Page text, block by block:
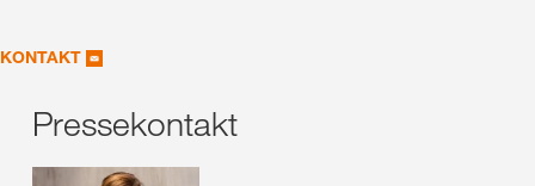
KONTAKT
Pressekontakt